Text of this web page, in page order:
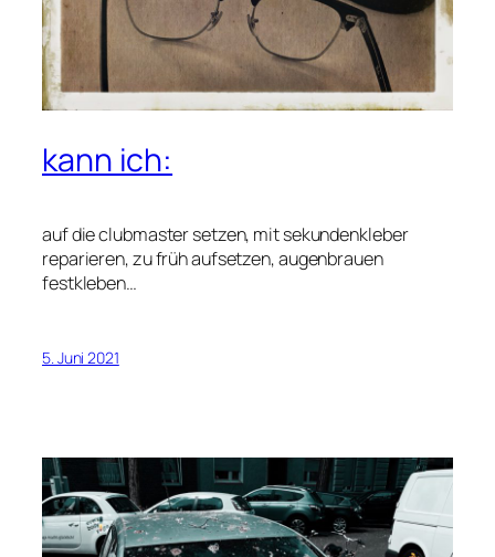
kann ich:
auf die clubmaster setzen, mit sekundenkleber
reparieren, zu früh aufsetzen, augenbrauen
festkleben…
5. Juni 2021